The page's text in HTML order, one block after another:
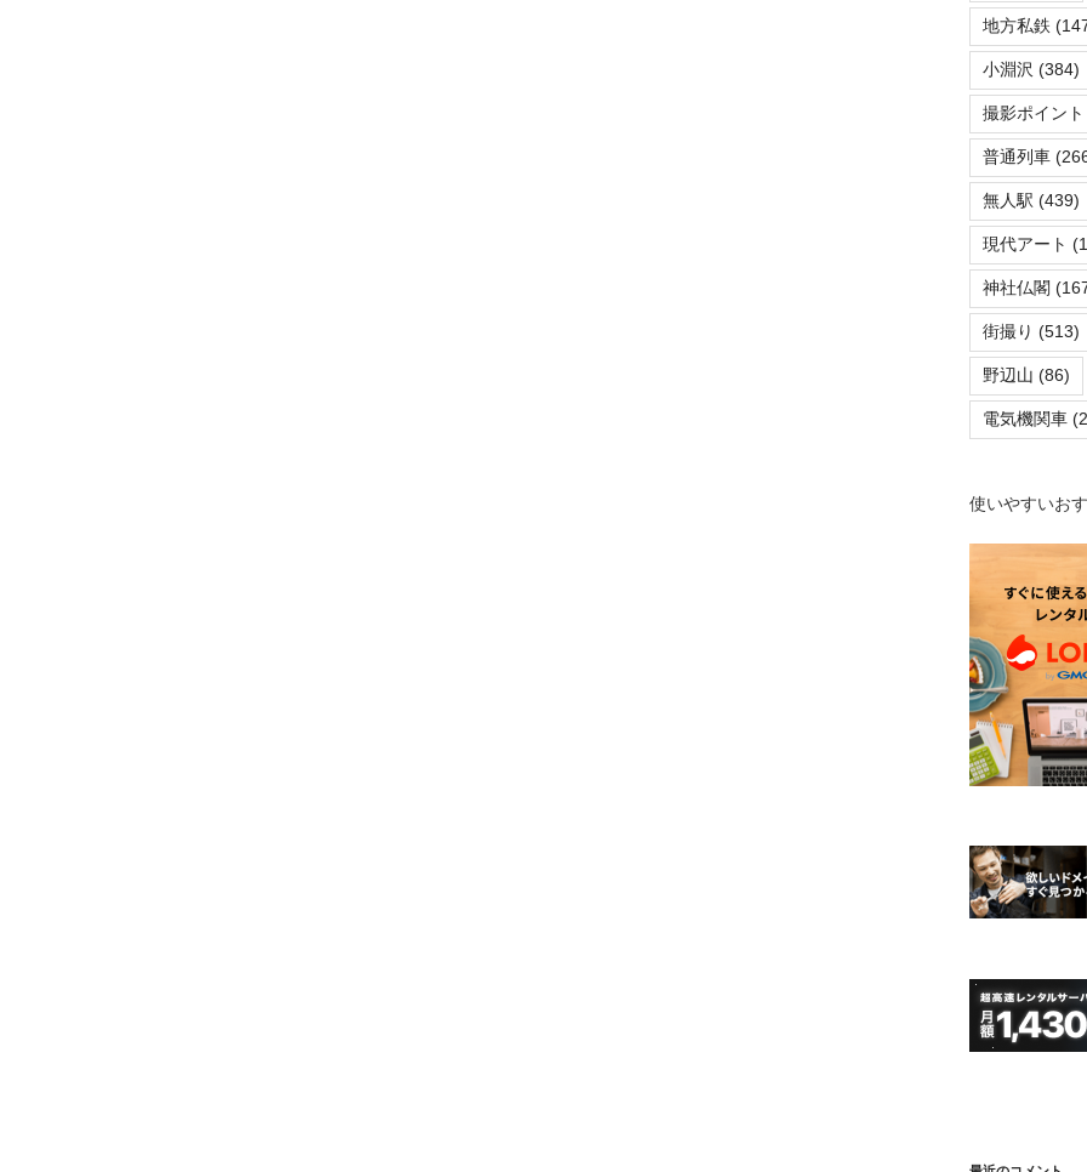
地方私鉄
小淵沢 (384)
撮影ポイント
普通列車
無人駅 (439)
現代アート
神社仏閣
街撮り (513)
野辺山 (86)
電気機関車
使いやすいお